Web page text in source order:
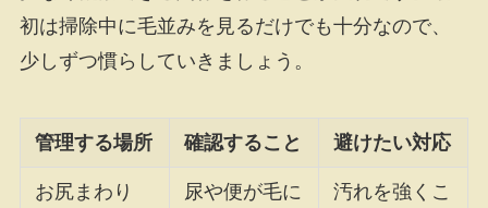
初は掃除中に毛並みを見るだけでも十分なので、
少しずつ慣らしていきましょう。
管理する場所 確認すること 避けたい対応
お尻まわり
尿や便が毛に
汚れを強くこ